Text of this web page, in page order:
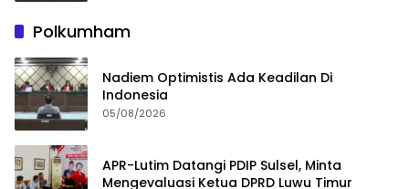
Polkumham
Nadiem Optimistis Ada Keadilan Di
Indonesia
05/08/2026
APR-Lutim Datangi PDIP Sulsel, Minta
Mengevaluasi Ketua DPRD Luwu Timur